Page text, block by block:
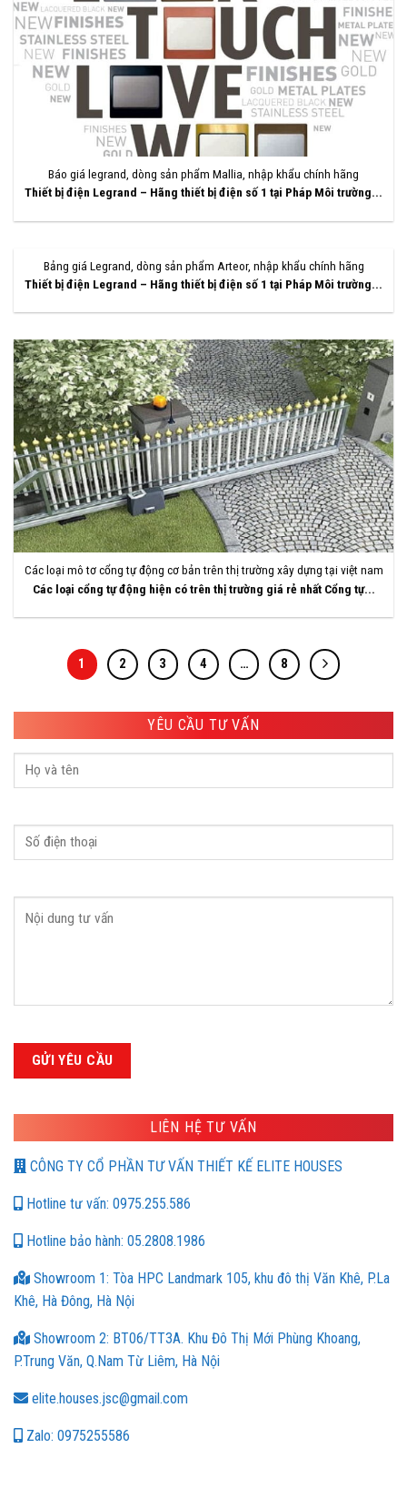
Báo giá legrand, dòng sản phẩm Mallia, nhập khẩu chính hãng
Thiết bị điện Legrand – Hãng thiết bị điện số 1 tại Pháp Môi trường...
Bảng giá Legrand, dòng sản phẩm Arteor, nhập khẩu chính hãng
Thiết bị điện Legrand – Hãng thiết bị điện số 1 tại Pháp Môi trường...
Các loại mô tơ cổng tự động cơ bản trên thị trường xây dựng tại việt nam
Các loại cổng tự động hiện có trên thị trường giá rẻ nhất Cổng tự...
1 2 3 4 … 8
YÊU CẦU TƯ VẤN
LIÊN HỆ TƯ VẤN
CÔNG TY CỔ PHẦN TƯ VẤN THIẾT KẾ ELITE HOUSES
Hotline tư vấn: 0975.255.586
Hotline bảo hành: 05.2808.1986
Showroom 1: Tòa HPC Landmark 105, khu đô thị Văn Khê, P.La
Khê, Hà Đông, Hà Nội
Showroom 2: BT06/TT3A. Khu Đô Thị Mới Phùng Khoang,
P.Trung Văn, Q.Nam Từ Liêm, Hà Nội
elite.houses.jsc@gmail.com
Zalo: 0975255586